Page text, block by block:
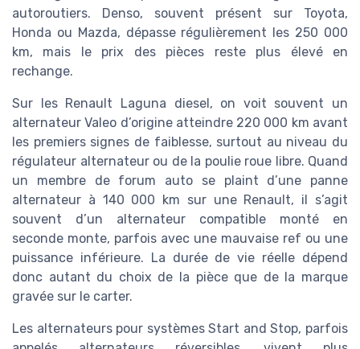
autoroutiers. Denso, souvent présent sur Toyota,
Honda ou Mazda, dépasse régulièrement les 250 000
km, mais le prix des pièces reste plus élevé en
rechange.
Sur les Renault Laguna diesel, on voit souvent un
alternateur Valeo d’origine atteindre 220 000 km avant
les premiers signes de faiblesse, surtout au niveau du
régulateur alternateur ou de la poulie roue libre. Quand
un membre de forum auto se plaint d’une panne
alternateur à 140 000 km sur une Renault, il s’agit
souvent d’un alternateur compatible monté en
seconde monte, parfois avec une mauvaise ref ou une
puissance inférieure. La durée de vie réelle dépend
donc autant du choix de la pièce que de la marque
gravée sur le carter.
Les alternateurs pour systèmes Start and Stop, parfois